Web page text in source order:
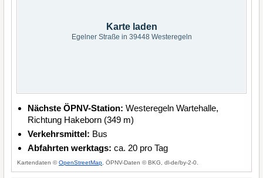
Karte laden
Egelner Straße in 39448 Westeregeln
Nächste ÖPNV-Station: Westeregeln Wartehalle,
Richtung Hakeborn (349 m)
Verkehrsmittel: Bus
Abfahrten werktags: ca. 20 pro Tag
Kartendaten ©OpenStreetMap , ÖPNV-Daten © BKG, dl-de/by-2-0.